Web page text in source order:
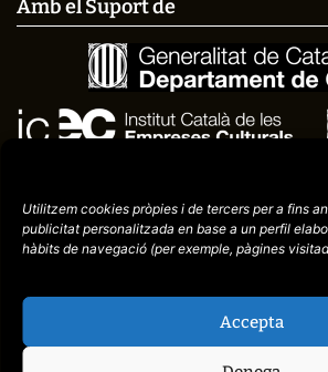
Utilitzem cookies pròpies i de tercers per a fins
publicitatpersonalitzada en base a un perfil
hàbits de navegació (perexemple, pàgines
Accepta
Amb el Suport de